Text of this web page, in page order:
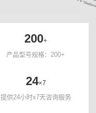
200+
产品型号规格：200+
24×7
提供24小时x7天咨询服务